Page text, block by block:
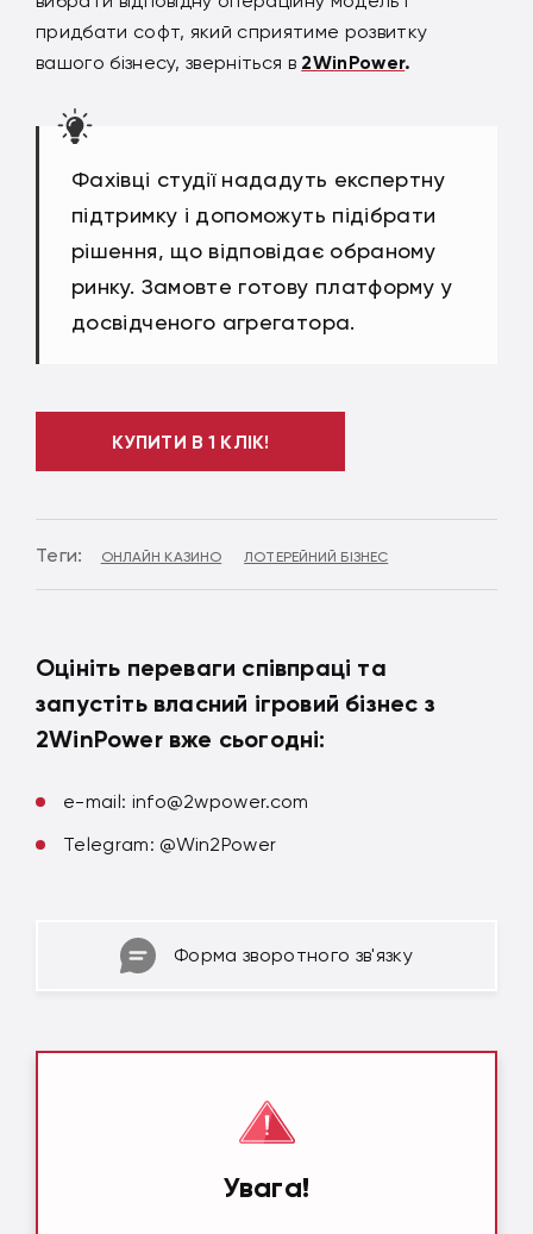
придбати софт, який сприятиме розвитку
вашого бізнесу, зверніться в 2WinPower.
Фахівці студії нададуть експертну
підтримку і допоможуть підібрати
рішення, що відповідає обраному
ринку. Замовте готову платформу у
досвідченого агрегатора.
КУПИТИ В 1 КЛІК!
Теги: ОНЛАЙН КАЗИНО ЛОТЕРЕЙНИЙ БІЗНЕС
Оцініть переваги співпраці та
запустіть власний ігровий бізнес з
2WinPower вже сьогодні:
e-mail: info@2wpower.com
Telegram: @Win2Power
Форма зворотного зв'язку
Увага!